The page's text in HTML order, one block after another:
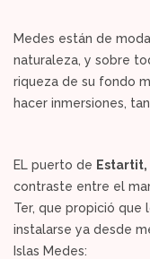
Medes están de
naturaleza, y sobre
riqueza de su fondo
hacer inmersiones,
EL puerto de Estartit,
contraste entre el
Ter, que propició que
instalarse ya desde
Islas Medes: